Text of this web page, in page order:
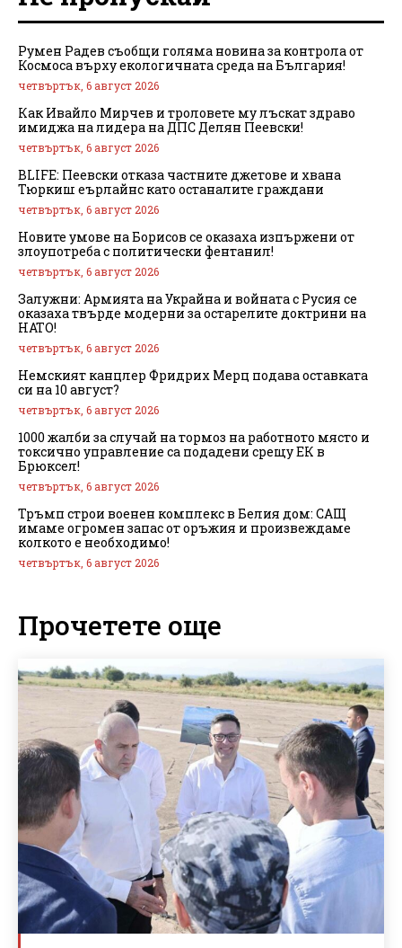
Румен Радев съобщи голяма новина за контрола от
Космоса върху екологичната среда на България!
четвъртък, 6 август 2026
Как Ивайло Мирчев и троловете му лъскат здраво
имиджа на лидера на ДПС Делян Пеевски!
четвъртък, 6 август 2026
BLIFE: Пеевски отказа частните джетове и хвана
Тюркиш еърлайнс като останалите граждани
четвъртък, 6 август 2026
Новите умове на Борисов се оказаха изпържени от
злоупотреба с политически фентанил!
четвъртък, 6 август 2026
Залужни: Армията на Украйна и войната с Русия се
оказаха твърде модерни за остарелите доктрини на
НАТО!
четвъртък, 6 август 2026
Немският канцлер Фридрих Мерц подава оставката
си на 10 август?
четвъртък, 6 август 2026
1000 жалби за случай на тормоз на работното място и
токсично управление са подадени срещу ЕК в
Брюксел!
четвъртък, 6 август 2026
Тръмп строи военен комплекс в Белия дом: САЩ
имаме огромен запас от оръжия и произвеждаме
колкото е необходимо!
четвъртък, 6 август 2026
Прочетете още